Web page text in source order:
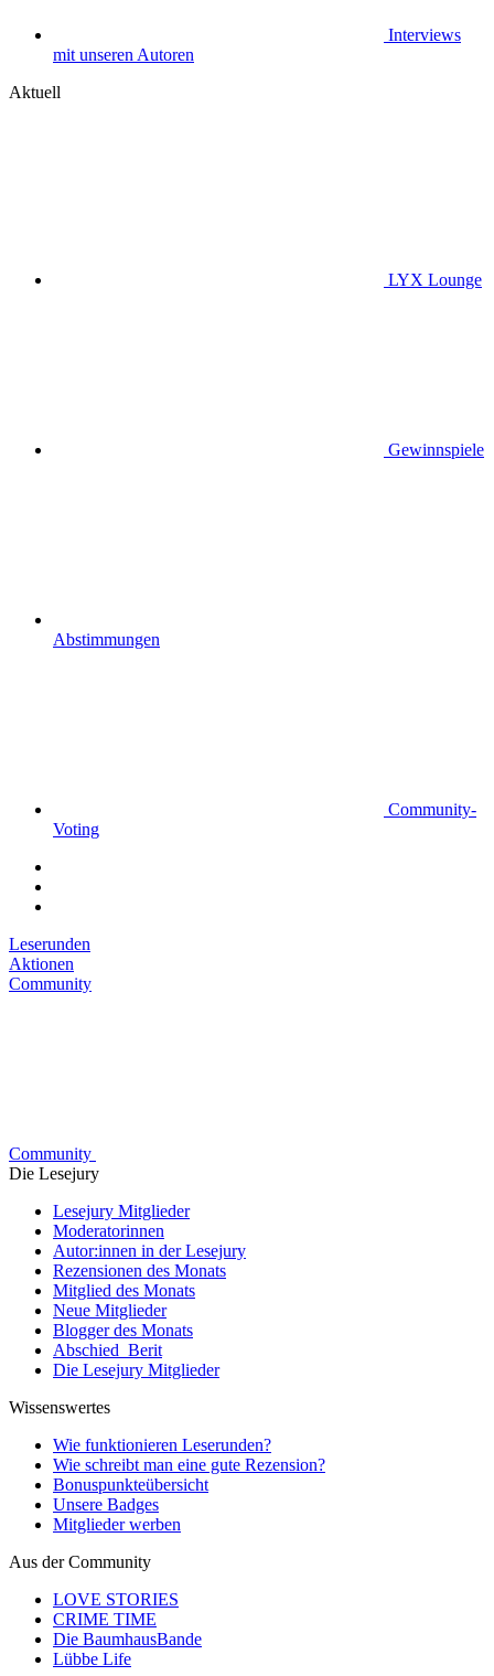
Interviews
mit unseren Autoren
Aktuell
LYX Lounge
Gewinnspiele
Abstimmungen
Community-
Voting
Leserunden
Aktionen
Community
Community
Die Lesejury
Lesejury Mitglieder
Moderatorinnen
Autor:innen in der Lesejury
Rezensionen des Monats
Mitglied des Monats
Neue Mitglieder
Blogger des Monats
Abschied_Berit
Die Lesejury Mitglieder
Wissenswertes
Wie funktionieren Leserunden?
Wie schreibt man eine gute Rezension?
Bonuspunkteübersicht
Unsere Badges
Mitglieder werben
Aus der Community
LOVE STORIES
CRIME TIME
Die BaumhausBande
Lübbe Life